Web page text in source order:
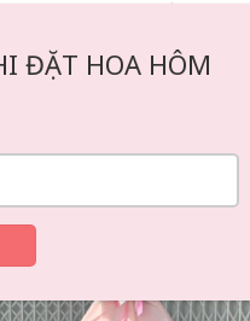
1.160.000₫
Đặt ngay
Chat tư vấn
ĐẶT HOA HÔM